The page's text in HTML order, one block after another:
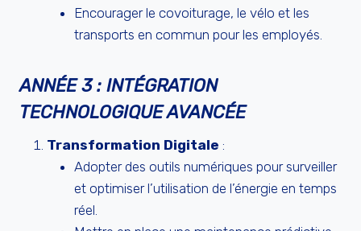
Encourager le covoiturage, le vélo et les
transports en commun pour les employés.
ANNÉE 3 : INTÉGRATION
TECHNOLOGIQUE AVANCÉE
Transformation Digitale :
Adopter des outils numériques pour surveiller
et optimiser l’utilisation de l’énergie en temps
réel.